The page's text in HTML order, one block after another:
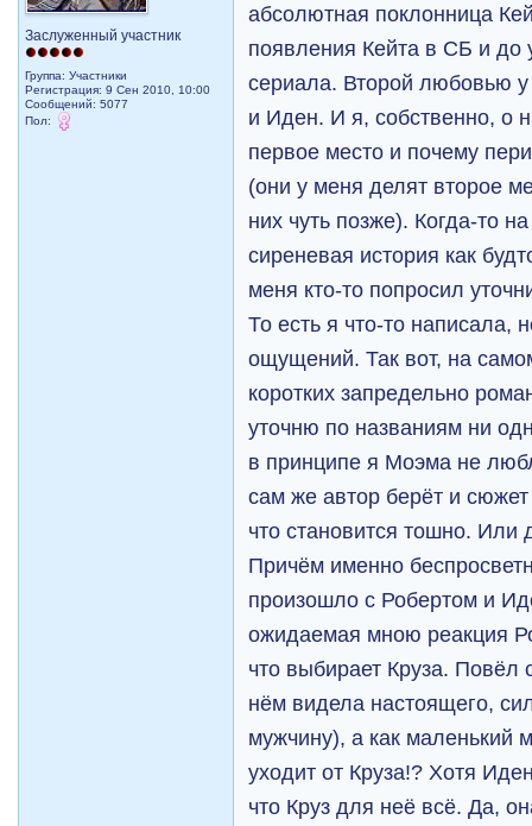
Заслуженный участник
Группа: Участники
Регистрация: 9 Сен 2010, 10:00
Сообщений: 5077
Пол:
абсолютная поклонница
появления Кейта в СБ и до
сериала. Второй любовью
и Иден. И я, собственно, о
первое место и почему
(они у меня делят второе
них чуть позже). Когда-то
сиреневая история как
меня кто-то попросил
То есть я что-то написала,
ощущений. Так вот, на
коротких запредельно
уточню по названиям ни
в принципе я Моэма не
сам же автор берёт и сюжет
что становится тошно. Или
Причём именно
произошло с Робертом и
ожидаемая мною реакция
что выбирает Круза. Повёл
нём видела настоящего,
мужчину), а как маленький
уходит от Круза!? Хотя
что Круз для неё всё. Да,